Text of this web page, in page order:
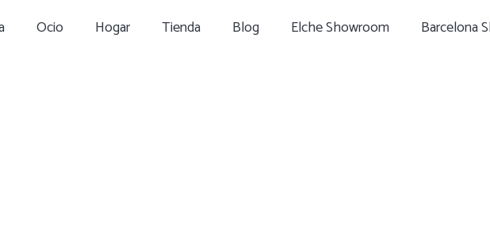
Ocio Hogar Tienda Blog Elche Showroom Barcelona